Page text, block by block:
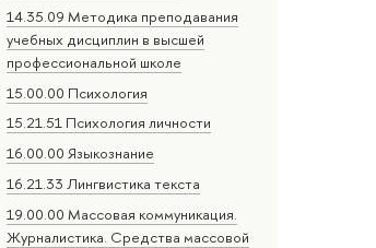
14.35.09 Методика преподавания
учебных дисциплин в высшей
профессиональной школе
15.00.00 Психология
15.21.51 Психология личности
16.00.00 Языкознание
16.21.33 Лингвистика текста
19.00.00 Массовая коммуникация.
Журналистика. Средства массовой